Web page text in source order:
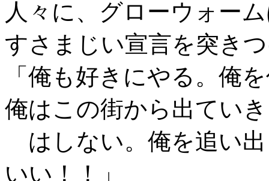
人々に、グローウォー
すさまじい宣言を突き
「俺も好きにやる。俺
俺はこの街から出ていき
はしない。俺を追い
いい！！」